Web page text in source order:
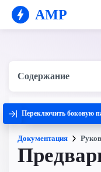
AMP
Содержание
Переключить боковую
Документация